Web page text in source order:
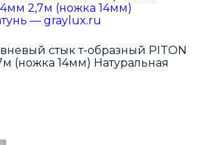
стык т-образный PITON
(ножка 14мм) Натуральная